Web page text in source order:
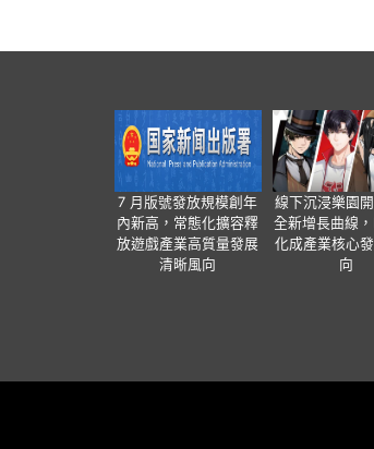
7 月版號發放規模創年
內新高，常態化擴容釋
放遊戲產業高質量發展
清晰風向
線下沉浸樂園
全新增長曲線
化成產業核心
向